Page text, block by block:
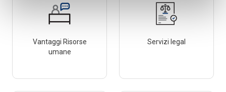
Vantaggi Risorse
umane
Servizi legal